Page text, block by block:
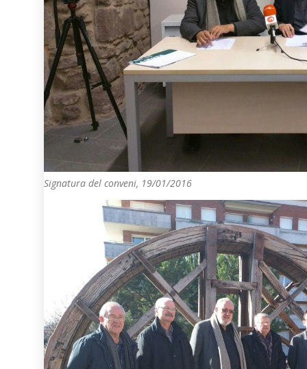
Signatura del conveni, 19/01/2016